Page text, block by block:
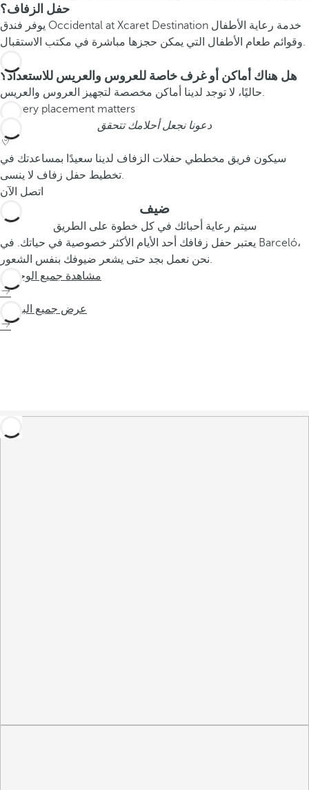
حفل الزفاف؟
يوفر فندق Occidental at Xcaret Destination خدمة رعاية الأطفال
وقوائم طعام الأطفال التي يمكن حجزها مباشرة في مكتب الاستقبال.
هل هناك أماكن أو غرف خاصة للعروس والعريس للاستعداد؟
حاليًا، لا توجد لدينا أماكن مخصصة لتجهيز العروس والعريس.
دعونا نجعل أحلامك تتحقق
سيكون فريق مخططي حفلات الزفاف لدينا سعيدًا بمساعدتك في
تخطيط حفل زفاف لا ينسى.
اتصل الآن
ضيف
سيتم رعاية أحبائك في كل خطوة على الطريق
يعتبر حفل زفافك أحد الأيام الأكثر خصوصية في حياتك. في Barceló،
نحن نعمل بجد حتى يشعر ضيوفك بنفس الشعور.
مشاهدة جميع الوجهات
عرض جميع الباقات